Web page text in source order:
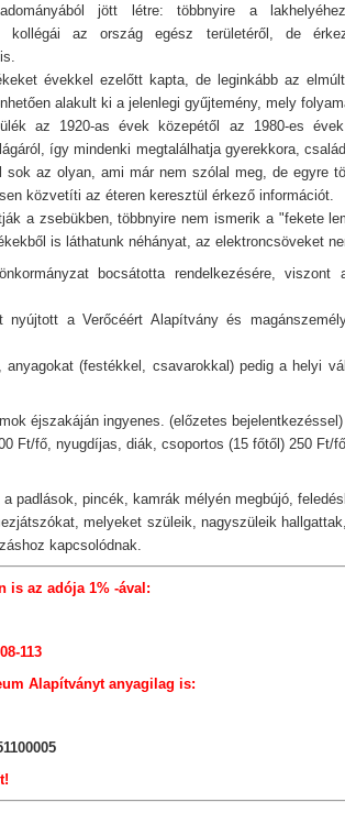
adományából jött létre: többnyire a
kollégái az ország egész területéről, de
évekkel ezelőtt kapta, de leginkább az
alakult ki a jelenlegi gyűjtemény, mely
az 1920-as évek közepétől az 1980-es
így mindenki megtalálhatja gyerekkora,
sok az olyan, ami már nem szólal meg, de egyre
közvetíti az éteren keresztül érkező információt.
a zsebükben, többnyire nem ismerik a "fekete
is láthatunk néhányat, az elektroncsöveket
bocsátotta rendelkezésére,
a Verőcéért Alapítvány és
anyagokat (festékkel, csavarokkal) pedig a helyi
éjszakáján ingyenes. (előzetes bejelentkezéssel)
Ft/fő, nyugdíjas, diák, csoportos (15 főtől) 250 Ft/fő
padlások, pincék, kamrák mélyén megbújó,
melyeket szüleik, nagyszüleik
kapcsolódnak.
is az adója 1% -ával:
113
Alapítványt anyagilag is: